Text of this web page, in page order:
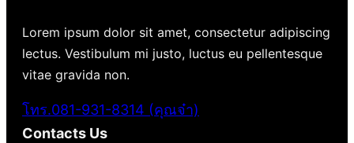
Lorem ipsum dolor sit amet, consectetur adipiscing
lectus. Vestibulum mi justo, luctus eu pellentesque
vitae gravida non.
โทร.081-931-8314 (คุณจ๋า)
Contacts Us